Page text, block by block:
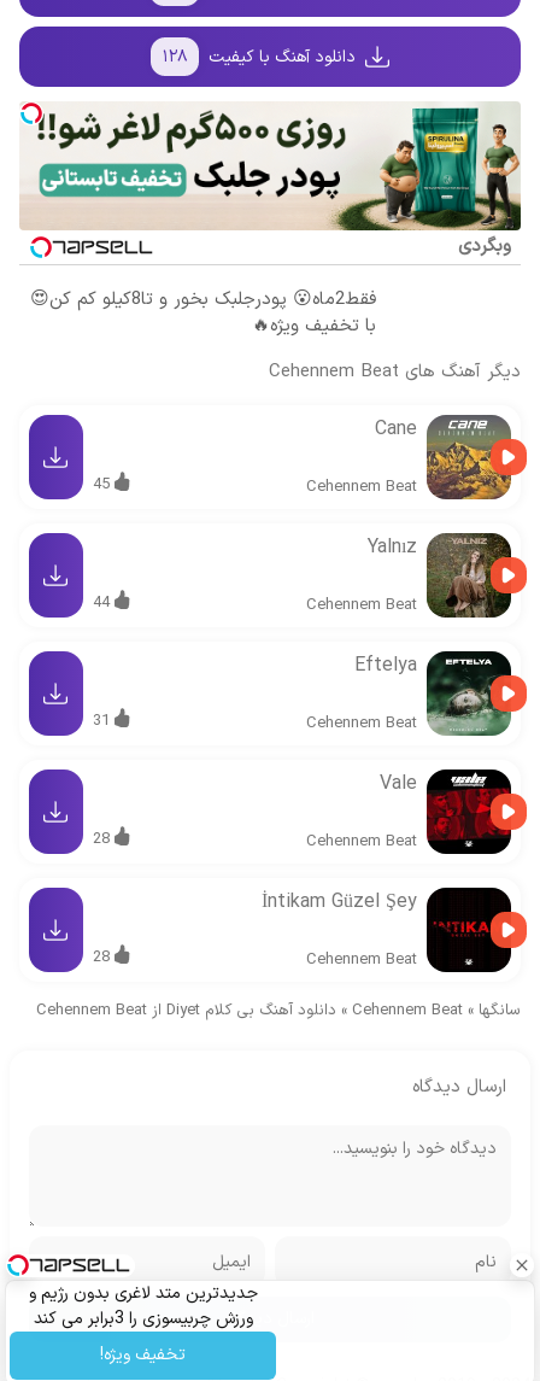
دانلود آهنگ با کیفیت ۱۲۸
وبگردی
فقط2ماه😮 پودرجلبک بخور و تا8کیلو کم کن😍
با تخفیف ویژه🔥
دیگر آهنگ های Cehennem Beat
Cane
Cehennem Beat
45
Yalnız
Cehennem Beat
44
Eftelya
Cehennem Beat
31
Vale
Cehennem Beat
28
İntikam Güzel Şey
Cehennem Beat
28
سانگها »
Cehennem Beat
» دانلود آهنگ بی کلام Diyet از Cehennem Beat
ارسال دیدگاه
جدیدترین متد لاغری بدون رژیم و
ورزش چربیسوزی را 3برابر می کند
تخفیف ویژه!